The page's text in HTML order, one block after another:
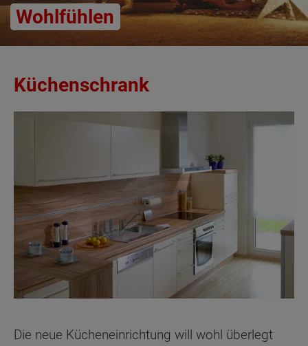
Wohlfühlen
Küchenschrank
Die neue Kücheneinrichtung will wohl überlegt